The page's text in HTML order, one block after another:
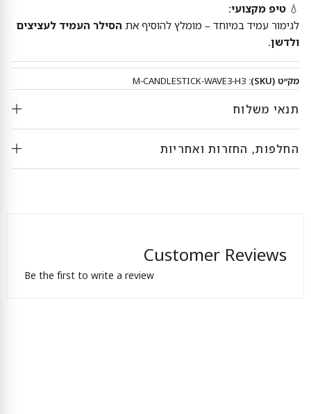
💧 טיפ מקצועי:
לגימור עמיד במיוחד – מומלץ להוסיף את הסילר העמיד לעציצים
ולדשן.
מק״ט (SKU): M-CANDLESTICK-WAVE3-H3
תנאי משלוח
החלפות, החזרות ואחריות
Customer Reviews
Be the first to write a review